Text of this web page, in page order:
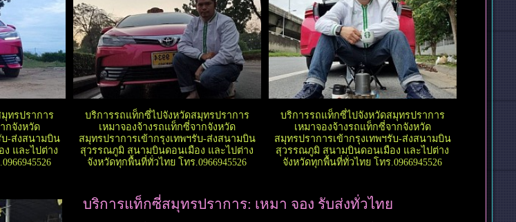
ทรปราการ
กจังหวัด
บ-ส่งสนามบิน
และไปต่าง
บริการรถแท็กซี่ไปจังหวัดสมุทรปราการ
เหมาจองจ้างรถแท็กซี่จากจังหวัด
สมุทรปราการเข้ากรุงเทพฯรับ-ส่งสนามบิน
สุวรรณภูมิ สนามบินดอนเมือง และไปต่าง
จังหวัดทุกพื้นที่ทั่วไทย โทร.0966945526
บริการรถแท็กซี่ไปจังหวัดสมุทรปราการ
เหมาจองจ้างรถแท็กซี่จากจังหวัด
สมุทรปราการเข้ากรุงเทพฯรับ-ส่งสนามบิน
สุวรรณภูมิ สนามบินดอนเมือง และไปต่าง
จังหวัดทุกพื้นที่ทั่วไทย โทร.0966945526
บริการแท็กซี่สมุทรปราการ: เหมา จอง รับส่งทั่วไทย